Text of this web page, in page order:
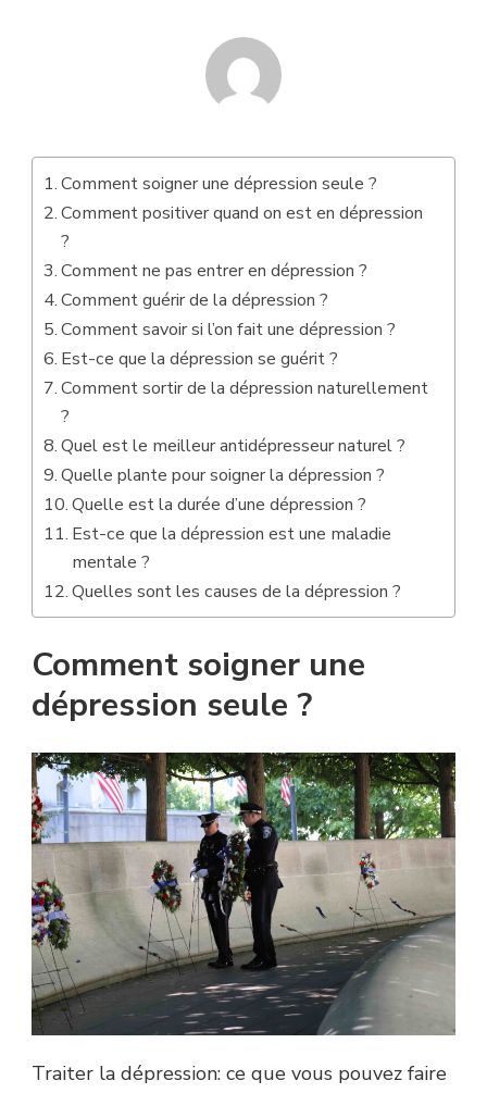
Comment soigner une dépression seule ?
Comment positiver quand on est en dépression
?
Comment ne pas entrer en dépression ?
Comment guérir de la dépression ?
Comment savoir si l’on fait une dépression ?
Est-ce que la dépression se guérit ?
Comment sortir de la dépression naturellement
?
Quel est le meilleur antidépresseur naturel ?
Quelle plante pour soigner la dépression ?
Quelle est la durée d’une dépression ?
Est-ce que la dépression est une maladie
mentale ?
Quelles sont les causes de la dépression ?
Comment soigner une
dépression seule ?
Traiter la dépression: ce que vous pouvez faire